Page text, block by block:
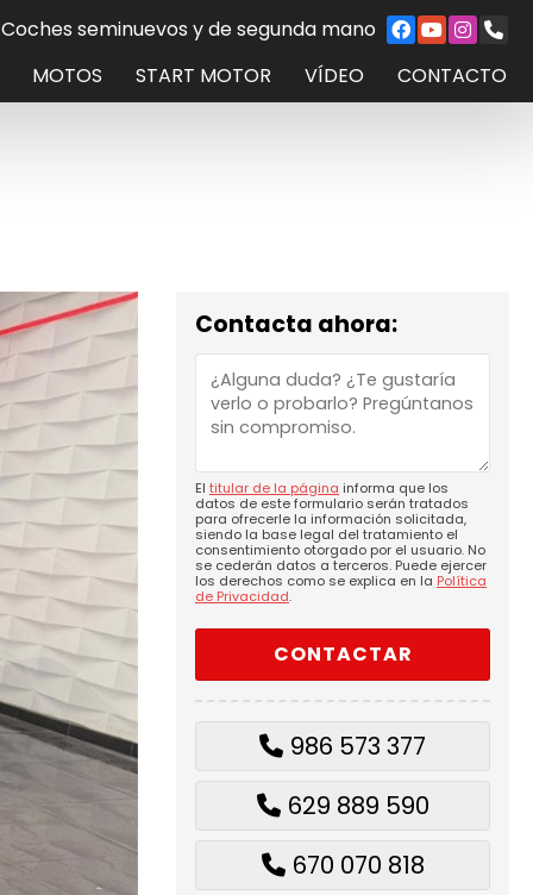
Coches seminuevos y de segunda mano
MOTOS
START MOTOR VÍDEO CONTACTO
Contacta ahora:
El titular de la página informa que los
datos de este formulario serán tratados
para ofrecerle la información solicitada,
siendo la base legal del tratamiento el
consentimiento otorgado por el usuario. No
se cederán datos a terceros. Puede ejercer
los derechos como se explica en la Política
de Privacidad.
986 573 377
629 889 590
670 070 818